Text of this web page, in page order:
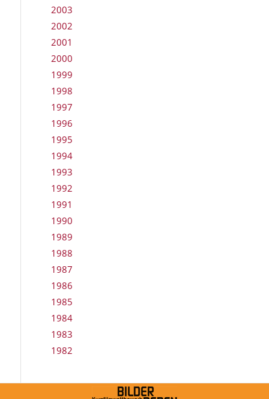
2003
2002
2001
2000
1999
1998
1997
1996
1995
1994
1993
1992
1991
1990
1989
1988
1987
1986
1985
1984
1983
1982